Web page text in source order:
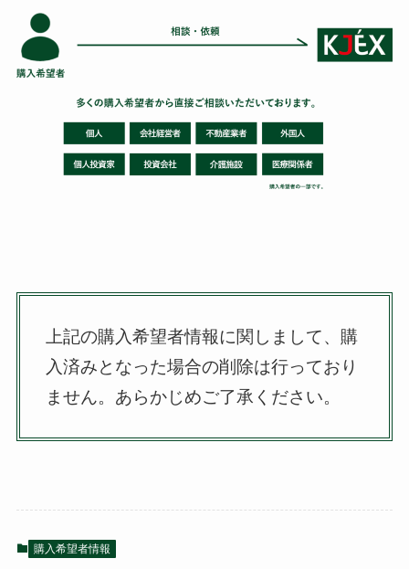
上記の購入希望者情報に関しまして、購
入済みとなった場合の削除は行っており
ません。 あらかじめご了承ください。
購入希望者情報